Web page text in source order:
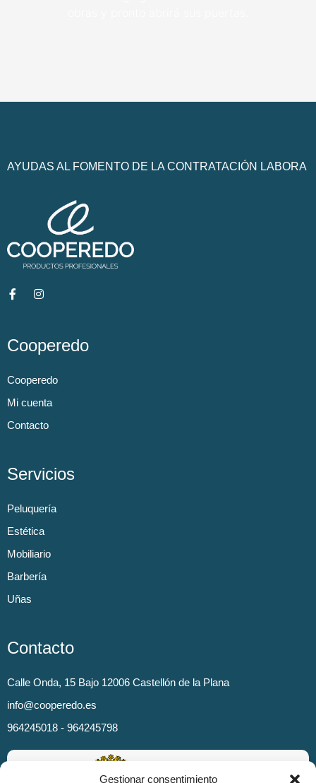
Gestionar consentimiento
AYUDAS AL FOMENTO DE LA CONTRATACIÓN LABORA
Cooperedo
Cooperedo
Mi cuenta
Contacto
Servicios
Peluquería
Estética
Mobiliario
Barbería
Uñas
Contacto
Calle Onda, 15 Bajo 12006 Castellón de la Plana
info@cooperedo.es
964245018 - 964245798